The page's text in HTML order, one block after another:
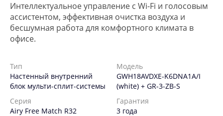
Интеллектуальное управление с Wi-Fi и голосовым
ассистентом, эффективная очистка воздуха и
бесшумная работа для комфортного климата в
офисе.
Тип
Настенный внутренний
блок мульти-сплит-системы
Модель
GWH18AVDXE-K6DNA1A/I
(white) + GR-3-ZB-S
Серия
Airy Free Match R32
Гарантия
3 года